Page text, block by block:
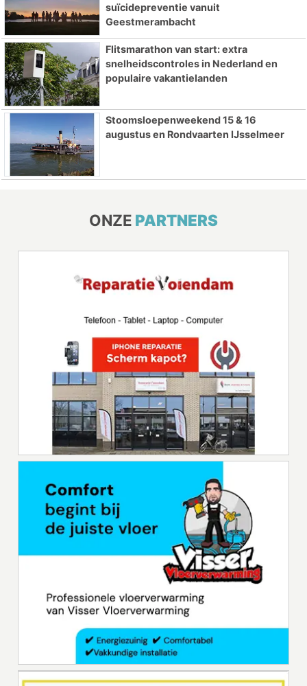
suïcidepreventie vanuit
Geestmerambacht
Flitsmarathon van start: extra
snelheidscontroles in Nederland en
populaire vakantielanden
Stoomsloepenweekend 15 & 16
augustus en Rondvaarten IJsselmeer
ONZE PARTNERS